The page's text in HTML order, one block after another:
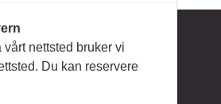
nettsted bruker vi
Du kan reservere